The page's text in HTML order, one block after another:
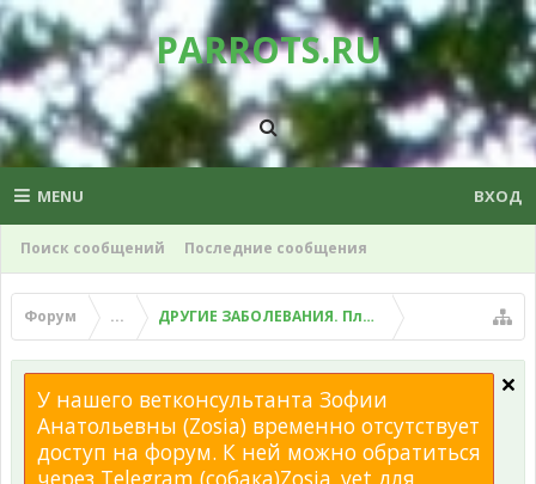
PARROTS.RU
MENU
Поиск сообщений Последние сообщения
ВХОД
Форум ... ДРУГИЕ ЗАБОЛЕВАНИЯ. Плохой помет, рвота и
У нашего ветконсультанта Зофии
Анатольевны (Zosia) временно отсутствует
доступ на форум. К ней можно обратиться
через Telegram (собака)Zosia_vet для